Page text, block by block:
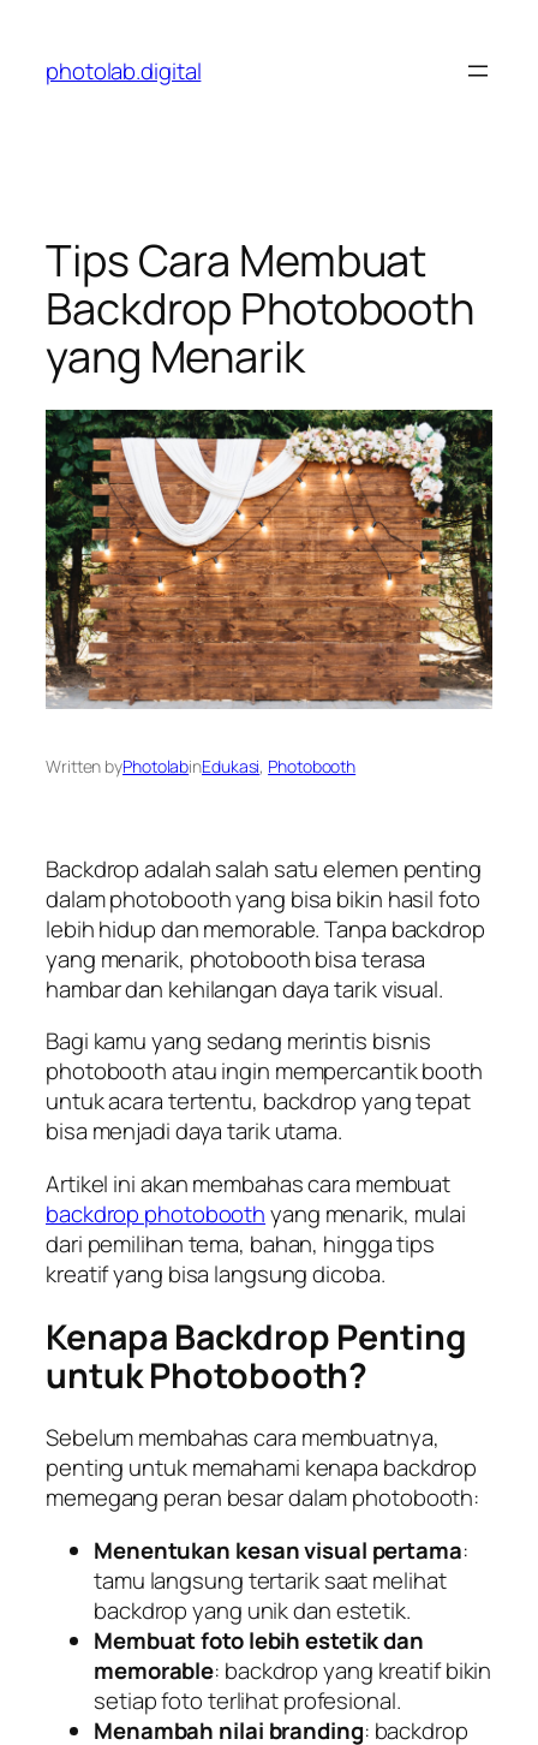
content
photolab.digital
Tips Cara Membuat
Backdrop Photobooth
yang Menarik
Written byPhotolabinEdukasi, Photobooth
Backdrop adalah salah satu elemen penting
dalam photobooth yang bisa bikin hasil foto
lebih hidup dan memorable. Tanpa backdrop
yang menarik, photobooth bisa terasa
hambar dan kehilangan daya tarik visual.
Bagi kamu yang sedang merintis bisnis
photobooth atau ingin mempercantik booth
untuk acara tertentu, backdrop yang tepat
bisa menjadi daya tarik utama.
Artikel ini akan membahas cara membuat
backdrop photoboothyang menarik, mulai
dari pemilihan tema, bahan, hingga tips
kreatif yang bisa langsung dicoba.
Kenapa Backdrop Penting
untuk Photobooth?
Sebelum membahas cara membuatnya,
penting untuk memahami kenapa backdrop
memegang peran besar dalam photobooth:
Menentukan kesan visual pertama:
tamu langsung tertarik saat melihat
backdrop yang unik dan estetik.
Membuat foto lebih estetik dan
memorable: backdrop yang kreatif bikin
setiap foto terlihat profesional.
Menambah nilai branding: backdrop